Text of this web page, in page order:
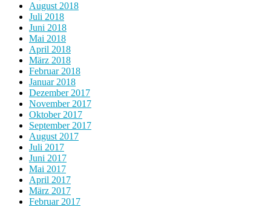
August 2018
Juli 2018
Juni 2018
Mai 2018
April 2018
März 2018
Februar 2018
Januar 2018
Dezember 2017
November 2017
Oktober 2017
September 2017
August 2017
Juli 2017
Juni 2017
Mai 2017
April 2017
März 2017
Februar 2017